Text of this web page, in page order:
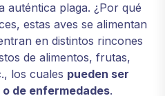
auténtica plaga. ¿Por qué
estas aves se alimentan
en distintos rincones
de alimentos, frutas,
los cuales pueden ser
de enfermedades.